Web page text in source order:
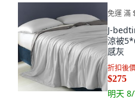
免運 滿
J-
涼被
感灰
折扣後
$275
明天